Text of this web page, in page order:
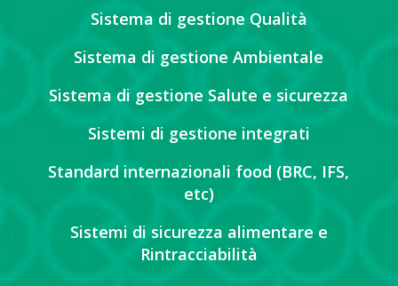
Sistema di gestione Qualità
Sistema di gestione Ambientale
Sistema di gestione Salute e sicurezza
Sistemi di gestione integrati
Standard internazionali food (BRC, IFS,
etc)
Sistemi di sicurezza alimentare e
Rintracciabilità